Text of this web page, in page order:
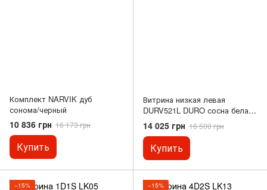
Комплект NARVIK дуб
сонома/черный
10 836 грн 16 173 грн
Купить
Витрина низкая левая
DURV521L DURO сосна белая/
дуб античный
14 025 грн 16 500 грн
Купить
−15% −15%